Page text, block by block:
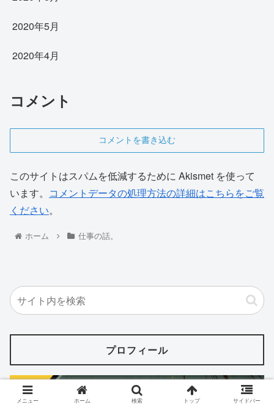
2020年5月
2020年4月
コメント
コメントを書き込む
このサイトはスパムを低減するために Akismet を使って
います。 コメントデータの処理方法の詳細はこちらをご覧
ください。
ホーム 仕事の話。
プロフィール
メニュー ホーム 検索 トップ サイドバー